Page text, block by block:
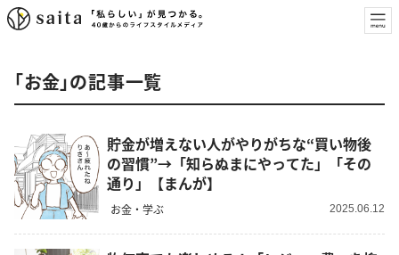
「お金」の記事一覧
貯金が増えない人がやりがちな“買い物後
の習慣”→「知らぬまにやってた」「その
通り」【まんが】
お金・学ぶ 2025.06.12